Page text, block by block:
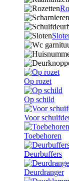
Op rozet
Op schild
Voor
Toebehoren
Deurbuffers
Deurdranger